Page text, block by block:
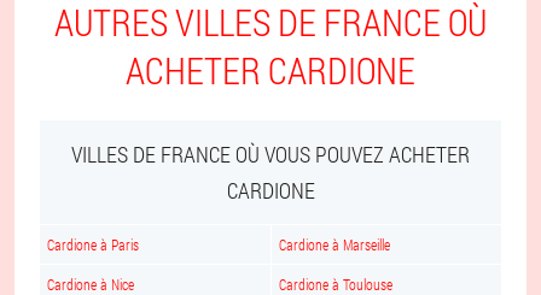
AUTRES VILLES DE FRANCE OÙ
ACHETER CARDIONE
VILLES DE FRANCE OÙ VOUS POUVEZ ACHETER
CARDIONE
Cardione à Paris Cardione à Marseille
Cardione à Nice Cardione à Toulouse